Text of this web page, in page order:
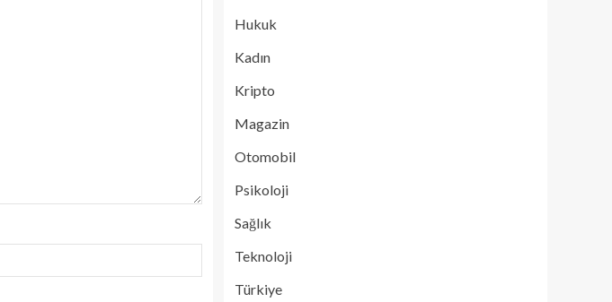
Hukuk
Kadın
Kripto
Magazin
Otomobil
Psikoloji
Sağlık
Teknoloji
Türkiye